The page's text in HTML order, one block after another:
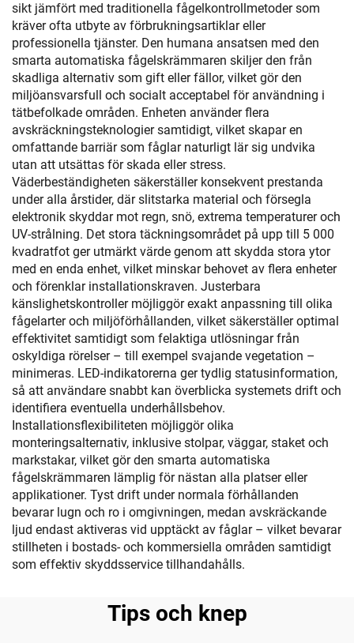
sikt jämfört med traditionella fågelkontrollmetoder som
kräver ofta utbyte av förbrukningsartiklar eller
professionella tjänster. Den humana ansatsen med den
smarta automatiska fågelskrämmaren skiljer den från
skadliga alternativ som gift eller fällor, vilket gör den
miljöansvarsfull och socialt acceptabel för användning i
tätbefolkade områden. Enheten använder flera
avskräckningsteknologier samtidigt, vilket skapar en
omfattande barriär som fåglar naturligt lär sig undvika
utan att utsättas för skada eller stress.
Väderbeständigheten säkerställer konsekvent prestanda
under alla årstider, där slitstarka material och försegla
elektronik skyddar mot regn, snö, extrema temperaturer och
UV-strålning. Det stora täckningsområdet på upp till 5 000
kvadratfot ger utmärkt värde genom att skydda stora ytor
med en enda enhet, vilket minskar behovet av flera enheter
och förenklar installationskraven. Justerbara
känslighetskontroller möjliggör exakt anpassning till olika
fågelarter och miljöförhållanden, vilket säkerställer optimal
effektivitet samtidigt som felaktiga utlösningar från
oskyldiga rörelser – till exempel svajande vegetation –
minimeras. LED-indikatorerna ger tydlig statusinformation,
så att användare snabbt kan överblicka systemets drift och
identifiera eventuella underhållsbehov.
Installationsflexibiliteten möjliggör olika
monteringsalternativ, inklusive stolpar, väggar, staket och
markstakar, vilket gör den smarta automatiska
fågelskrämmaren lämplig för nästan alla platser eller
applikationer. Tyst drift under normala förhållanden
bevarar lugn och ro i omgivningen, medan avskräckande
ljud endast aktiveras vid upptäckt av fåglar – vilket bevarar
stillheten i bostads- och kommersiella områden samtidigt
som effektiv skyddsservice tillhandahålls.
Tips och knep